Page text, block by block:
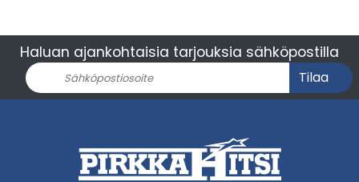
Haluan ajankohtaisia tarjouksia sähköpostilla
Tilaa